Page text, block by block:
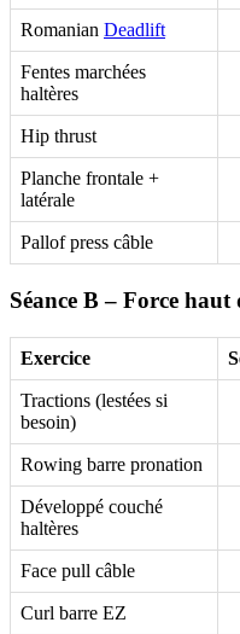
Romanian Deadlift
Fentes marchées
haltères
Hip thrust
Planche frontale +
latérale
Pallof press câble
Séance B – Force haut
Exercice
Tractions (lestées si
besoin)
Rowing barre pronation
Développé couché
haltères
Face pull câble
Curl barre EZ